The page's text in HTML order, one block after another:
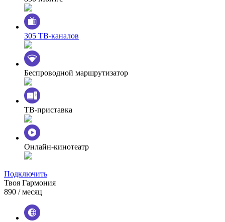
305 ТВ-каналов
Беспроводной маршрутизатор
ТВ-приставка
Онлайн-кинотеатр
Подключить
Твоя Гармония
890 / месяц